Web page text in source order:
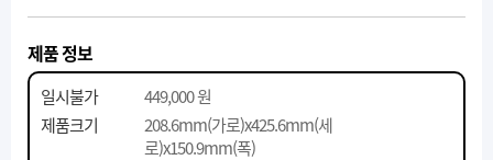
제품 정보
일시불가
449,000 원
제품크기
208.6mm(가로)x425.6mm(세
로)x150.9mm(폭)